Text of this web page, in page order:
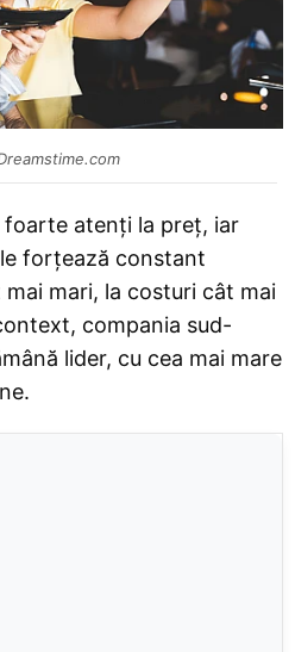
atenți la preț, iar
forțează constant
mari, la costuri cât mai
compania sud-
lider, cu cea mai mare